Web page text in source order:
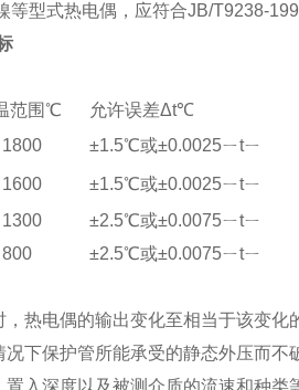
型式热电偶，应符合JB/T9238-
范围℃
允许误差Δt℃
±1.5℃或±0.0025ㄧtㄧ
±1.5℃或±0.0025ㄧtㄧ
±2.5℃或±0.0075ㄧtㄧ
±2.5℃或±0.0075ㄧtㄧ
热电偶的输出变化至相当于该变化
下保护管所能承受的静态外压而
入深度以及被测介质的流速和种类